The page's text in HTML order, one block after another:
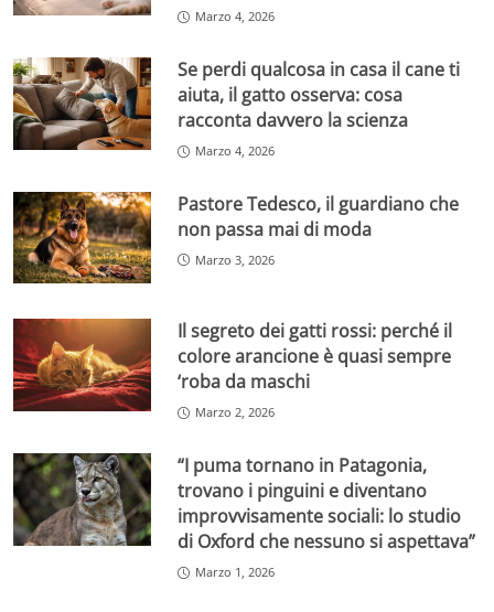
Marzo 4, 2026
Se perdi qualcosa in casa il cane ti
aiuta, il gatto osserva: cosa
racconta davvero la scienza
Marzo 4, 2026
Pastore Tedesco, il guardiano che
non passa mai di moda
Marzo 3, 2026
Il segreto dei gatti rossi: perché il
colore arancione è quasi sempre
‘roba da maschi
Marzo 2, 2026
“I puma tornano in Patagonia,
trovano i pinguini e diventano
improvvisamente sociali: lo studio
di Oxford che nessuno si aspettava”
Marzo 1, 2026